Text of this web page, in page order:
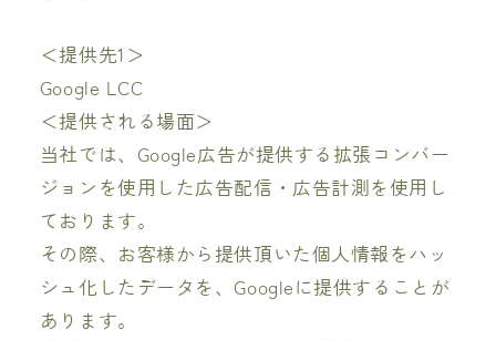
＜提供先1＞
Google LCC
＜提供される場面＞
当社では、Google広告が提供する拡張コンバー
ジョンを使用した広告配信・広告計測を使用し
ております。
その際、お客様から提供頂いた個人情報をハッ
シュ化したデータを、Googleに提供することが
あります。